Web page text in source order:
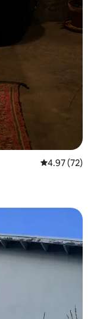
從 72 則評價
4.97 (72)